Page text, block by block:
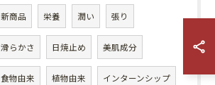
新商品 栄養 潤い 張り
滑らかさ 日焼止め 美肌成分
食物由来 植物由来 インターンシップ